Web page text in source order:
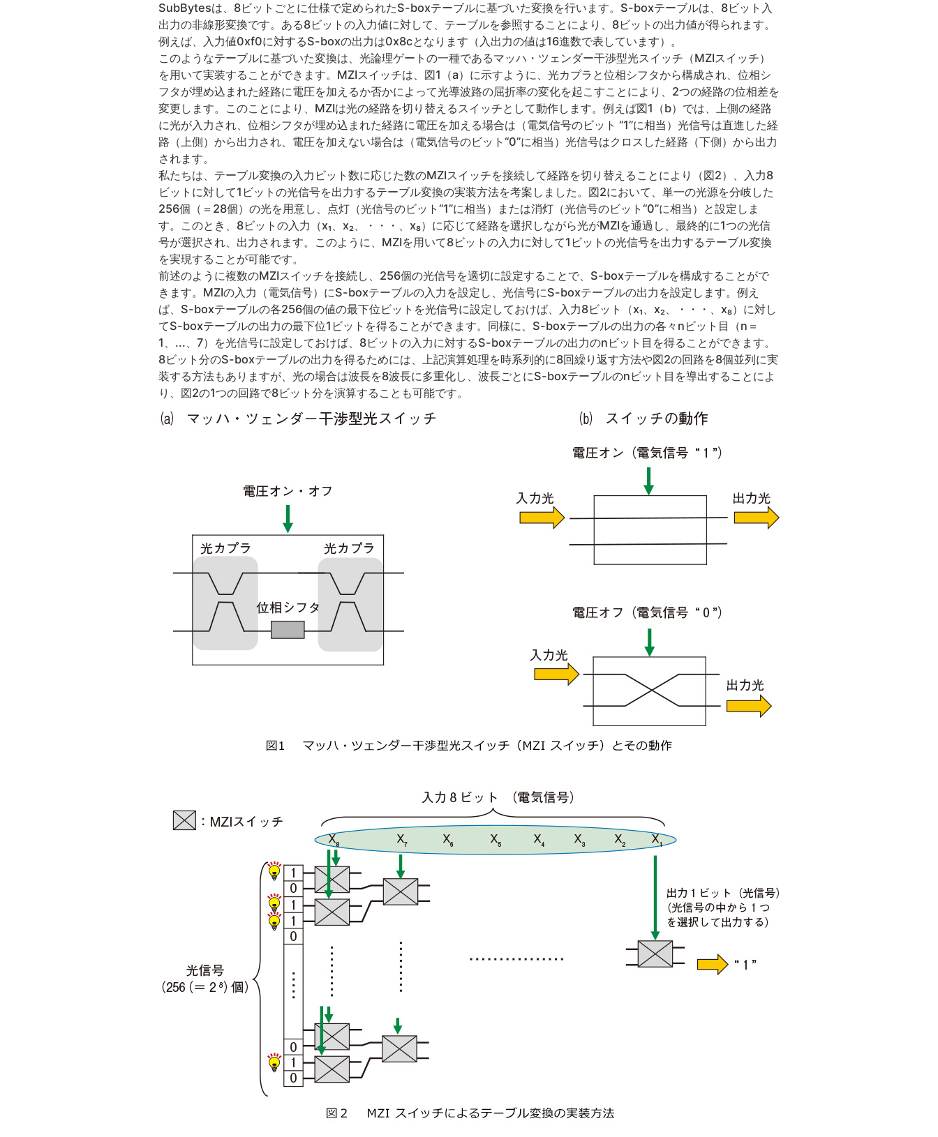
SubBytesは、8ビットごとに仕様で定められたS-boxテーブルに基づいた変換を行います。S-boxテーブルは、8ビット入
出力の非線形変換です。ある8ビットの入力値に対して、テーブルを参照することにより、8ビットの出力値が得られます。
例えば、入力値0xf0に対するS-boxの出力は0x8cとなります（入出力の値は16進数で表しています）。
このようなテーブルに基づいた変換は、光論理ゲートの一種であるマッハ・ツェンダー干渉型光スイッチ（MZIスイッチ）
を用いて実装することができます。MZIスイッチは、図1（a）に示すように、光カプラと位相シフタから構成され、位相シ
フタが埋め込まれた経路に電圧を加えるか否かによって光導波路の屈折率の変化を起こすことにより、2つの経路の位相差を
変更します。このことにより、MZIは光の経路を切り替えるスイッチとして動作します。例えば図1（b）では、上側の経路
に光が入力され、位相シフタが埋め込まれた経路に電圧を加える場合は（電気信号のビット “1”に相当）光信号は直進した経
路（上側）から出力され、電圧を加えない場合は（電気信号のビット“0”に相当）光信号はクロスした経路（下側）から出力
されます。
私たちは、テーブル変換の入力ビット数に応じた数のMZIスイッチを接続して経路を切り替えることにより（図2）、入力8
ビットに対して1ビットの光信号を出力するテーブル変換の実装方法を考案しました。図2において、単一の光源を分岐した
256個（＝28個）の光を用意し、点灯（光信号のビット“1”に相当）または消灯（光信号のビット“0”に相当）と設定しま
す。このとき、8ビットの入力（x₁、x₂、・・・、x₈）に応じて経路を選択しながら光がMZIを通過し、最終的に1つの光信
号が選択され、出力されます。このように、MZIを用いて8ビットの入力に対して1ビットの光信号を出力するテーブル変換
を実現することが可能です。
前述のように複数のMZIスイッチを接続し、256個の光信号を適切に設定することで、S-boxテーブルを構成することがで
きます。MZIの入力（電気信号）にS-boxテーブルの入力を設定し、光信号にS-boxテーブルの出力を設定します。例え
ば、S-boxテーブルの各256個の値の最下位ビットを光信号に設定しておけば、入力8ビット（x₁、x₂、・・・、x₈）に対し
てS-boxテーブルの出力の最下位1ビットを得ることができます。同様に、S-boxテーブルの出力の各々nビット目（n＝
1、...、7）を光信号に設定しておけば、8ビットの入力に対するS-boxテーブルの出力のnビット目を得ることができます。
8ビット分のS-boxテーブルの出力を得るためには、上記演算処理を時系列的に8回繰り返す方法や図2の回路を8個並列に実
装する方法もありますが、光の場合は波長を8波長に多重化し、波長ごとにS-boxテーブルのnビット目を導出することによ
り、図2の1つの回路で8ビット分を演算することも可能です。